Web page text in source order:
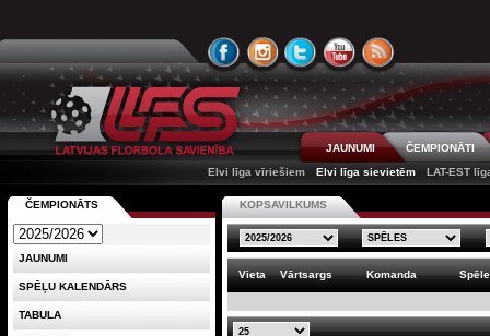
JAUNUMI
ČEMPIONĀTI
Elvi līga vīriešiem
Elvi līga sievietēm LAT-EST
KOPSAVILKUMS
Vieta Vārtsargs Komanda
ČEMPIONĀTS
JAUNUMI
SPĒĻU KALENDĀRS
TABULA